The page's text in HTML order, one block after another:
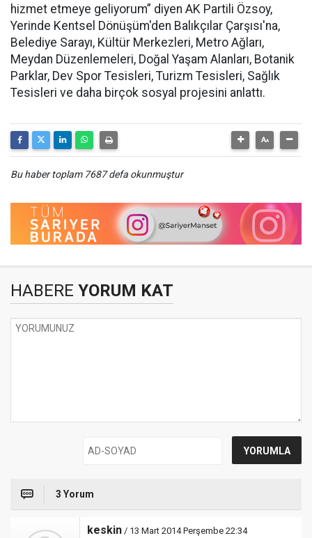
hizmet etmeye geliyorum” diyen AK Partili Özsoy,
Yerinde Kentsel Dönüşüm'den Balıkçılar Çarşısı'na,
Belediye Sarayı, Kültür Merkezleri, Metro Ağları,
Meydan Düzenlemeleri, Doğal Yaşam Alanları, Botanik
Parklar, Dev Spor Tesisleri, Turizm Tesisleri, Sağlık
Tesisleri ve daha birçok sosyal projesini anlattı.
Bu haber toplam 7687 defa okunmuştur
HABERE YORUM KAT
3 Yorum
keskin / 13 Mart 2014 Perşembe 22:34